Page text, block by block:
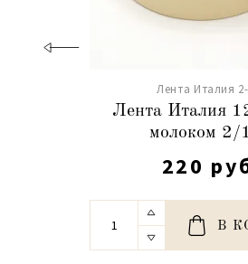
Лента Италия
Лента Италия
молоком 2/
220
В